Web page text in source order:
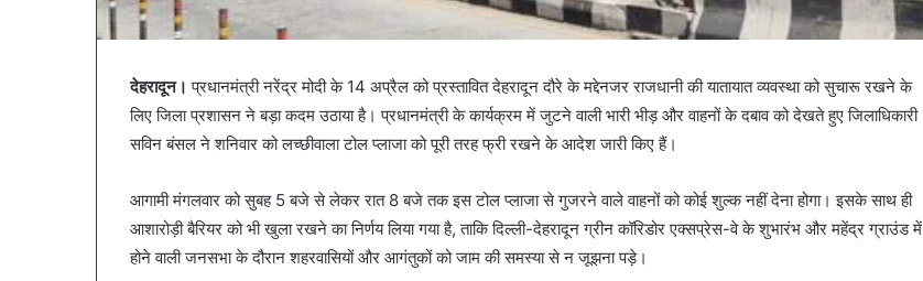
देहरादून। प्रधानमंत्री नरेंद्र मोदी के 14 अप्रैल को प्रस्तावित देहरादून दौरे के मद्देनजर राजधानी की यातायात व्यवस्था को सुचारू रखने के
लिए जिला प्रशासन ने बड़ा कदम उठाया है। प्रधानमंत्री के कार्यक्रम में जुटने वाली भारी भीड़ और वाहनों के दबाव को देखते हुए जिलाधिकारी
सविन बंसल ने शनिवार को लच्छीवाला टोल प्लाजा को पूरी तरह फ्री रखने के आदेश जारी किए हैं।
आगामी मंगलवार को सुबह 5 बजे से लेकर रात 8 बजे तक इस टोल प्लाजा से गुजरने वाले वाहनों को कोई शुल्क नहीं देना होगा। इसके साथ ही
आशारोड़ी बैरियर को भी खुला रखने का निर्णय लिया गया है, ताकि दिल्ली-देहरादून ग्रीन कॉरिडोर एक्सप्रेस-वे के शुभारंभ और महेंद्र ग्राउंड में
होने वाली जनसभा के दौरान शहरवासियों और आगंतुकों को जाम की समस्या से न जूझना पड़े।